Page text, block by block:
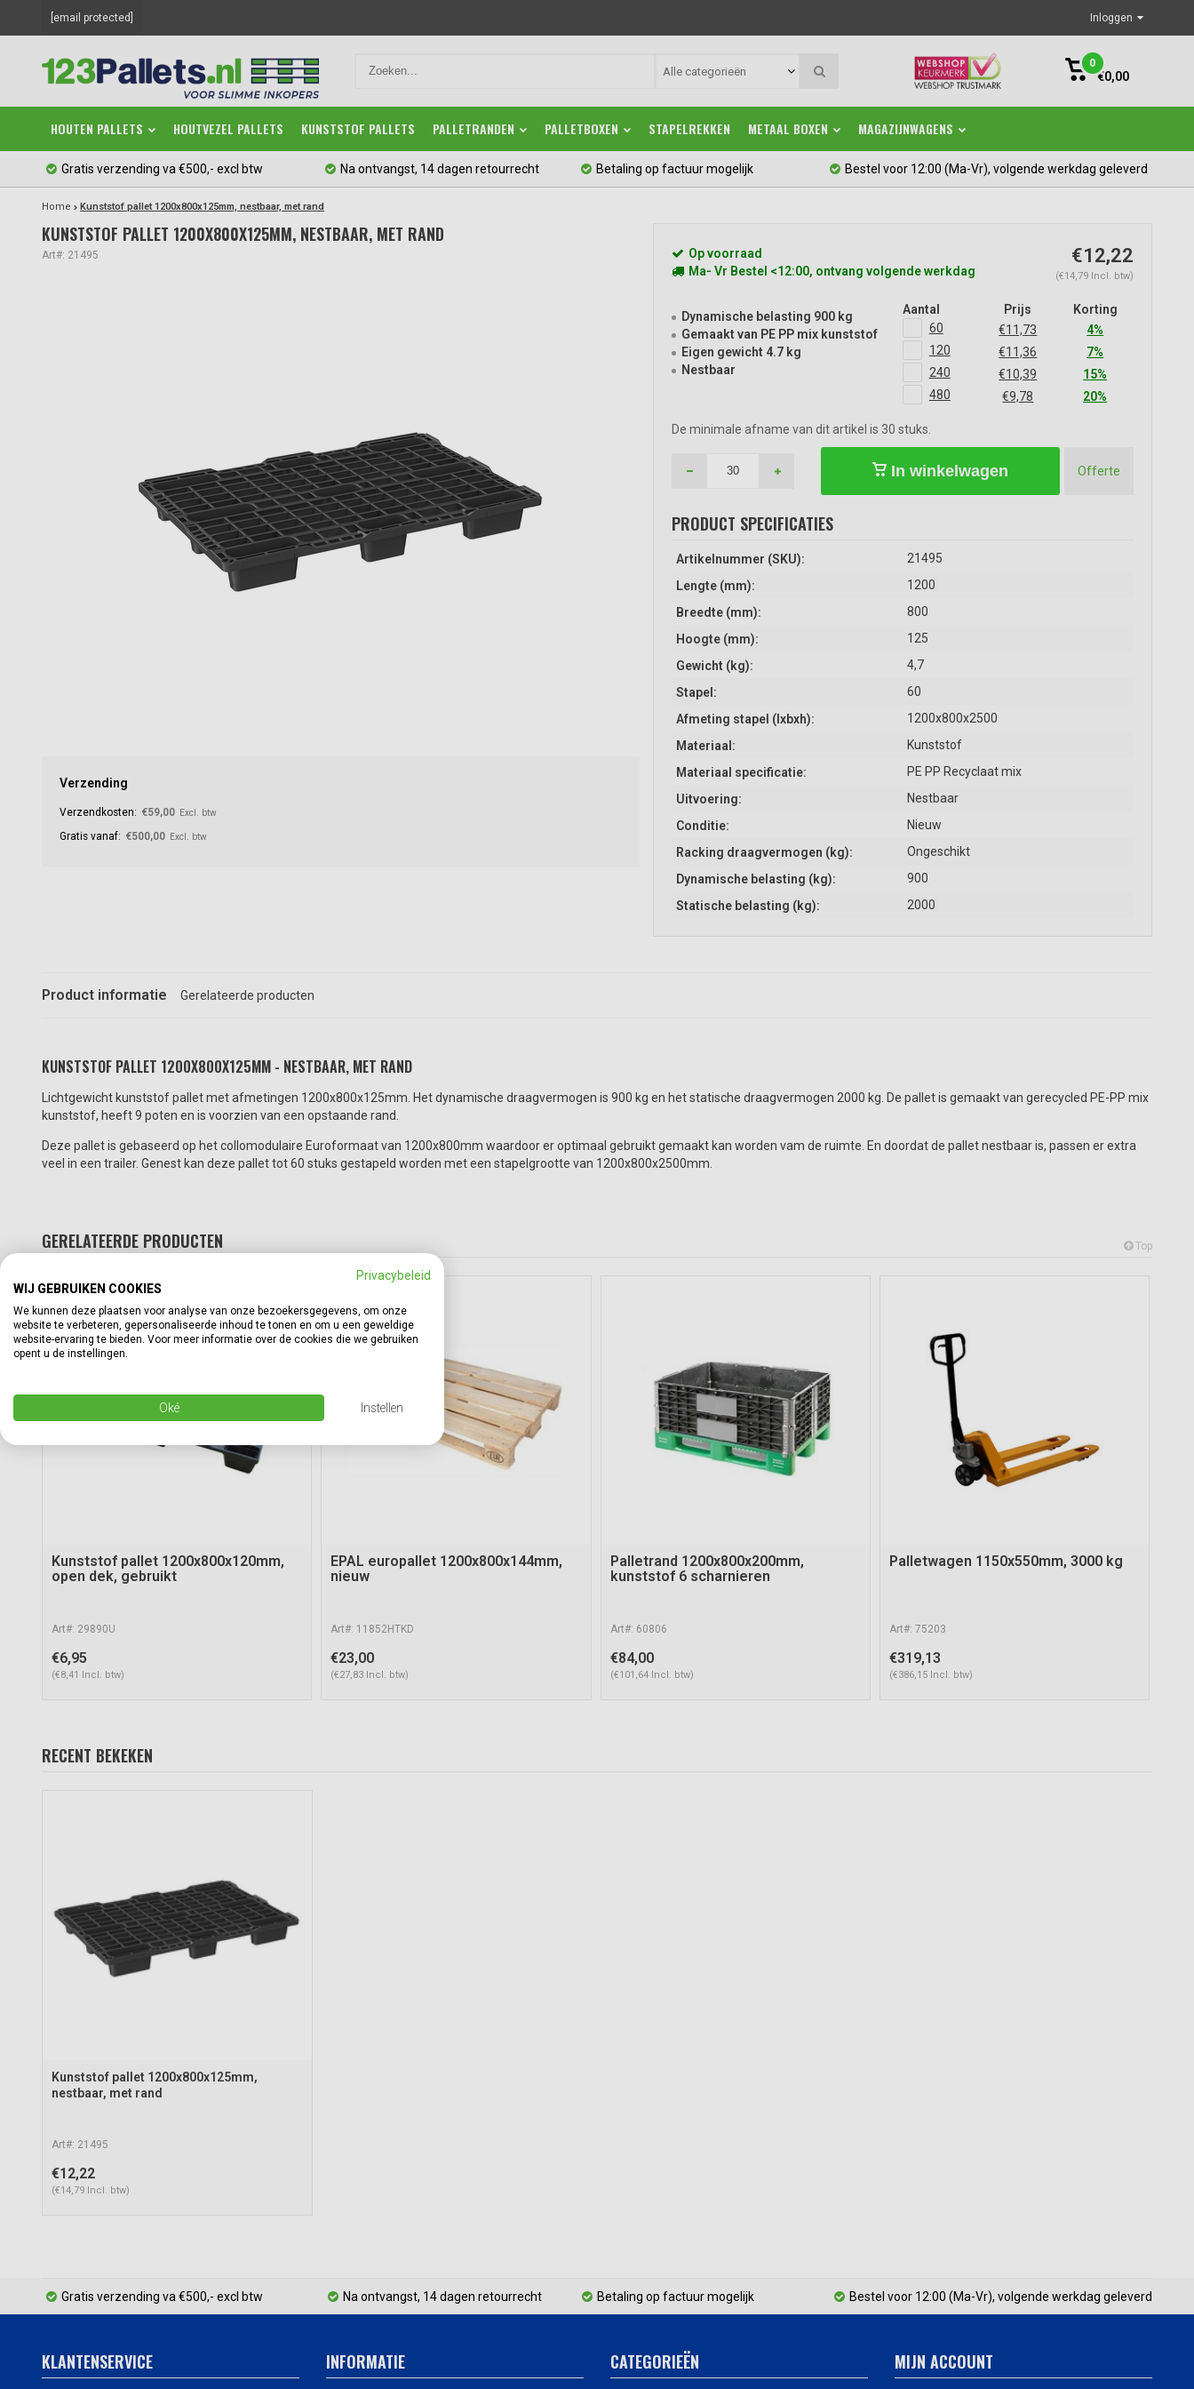
[email protected] Inloggen
Alle categorieën
0
€0,00
HOUTEN PALLETS HOUTVEZEL PALLETS KUNSTSTOF PALLETS PALLETRANDEN PALLETBOXEN STAPELREKKEN METAAL BOXEN MAGAZIJNWAGENS
Gratis verzending va €500,- excl btw Na ontvangst, 14 dagen retourrecht Betaling op factuur mogelijk Bestel voor 12:00 (Ma-Vr), volgende werkdag geleverd
Home Kunststof pallet 1200x800x125mm, nestbaar, met rand
KUNSTSTOF PALLET 1200X800X125MM, NESTBAAR, MET RAND
Art#: 21495
Verzending
Verzendkosten: €59,00 Excl. btw
Gratis vanaf: €500,00 Excl. btw
Op voorraad
Ma- Vr Bestel <12:00, ontvang volgende werkdag
€12,22
(€14,79 Incl. btw)
Dynamische belasting 900 kg
Gemaakt van PE PP mix kunststof
Eigen gewicht 4.7 kg
Nestbaar
Aantal Prijs
Korting
60
€11,73
4%
120
€11,36
7%
240
€10,39
15%
480
€9,78 20%
De minimale afname van dit artikel is 30 stuks.
In winkelwagen Offerte
PRODUCT SPECIFICATIES
Artikelnummer (SKU):
21495
Lengte (mm):
1200
Breedte (mm):
800
Hoogte (mm):
125
Gewicht (kg):
4,7
Stapel:
60
Afmeting stapel (lxbxh):
1200x800x2500
Materiaal:
Kunststof
Materiaal specificatie:
PE PP Recyclaat mix
Uitvoering:
Nestbaar
Conditie:
Nieuw
Racking draagvermogen (kg):
Ongeschikt
Dynamische belasting (kg):
900
Statische belasting (kg):
2000
Product informatie Gerelateerde producten
KUNSTSTOF PALLET 1200X800X125MM - NESTBAAR, MET RAND
Lichtgewicht kunststof pallet met afmetingen 1200x800x125mm. Het dynamische draagvermogen is 900 kg en het statische draagvermogen 2000 kg. De pallet is gemaakt van gerecycled PE-PP mix
kunststof, heeft 9 poten en is voorzien van een opstaande rand.
Deze pallet is gebaseerd op het collomodulaire Euroformaat van 1200x800mm waardoor er optimaal gebruikt gemaakt kan worden vam de ruimte. En doordat de pallet nestbaar is, passen er extra
veel in een trailer. Genest kan deze pallet tot 60 stuks gestapeld worden met een stapelgrootte van 1200x800x2500mm.
GERELATEERDE PRODUCTEN Top
Kunststof pallet 1200x800x120mm,
open dek, gebruikt
Art#: 29890U
€6,95
(€8,41 Incl. btw)
EPAL europallet 1200x800x144mm,
nieuw
Art#: 11852HTKD
€23,00
(€27,83 Incl. btw)
Palletrand 1200x800x200mm,
kunststof 6 scharnieren
Art#: 60806
€84,00
(€101,64 Incl. btw)
Palletwagen 1150x550mm, 3000 kg
Art#: 75203
€319,13
(€386,15 Incl. btw)
RECENT BEKEKEN
Kunststof pallet 1200x800x125mm,
nestbaar, met rand
Art#: 21495
€12,22
(€14,79 Incl. btw)
Gratis verzending va €500,- excl btw Na ontvangst, 14 dagen retourrecht Betaling op factuur mogelijk Bestel voor 12:00 (Ma-Vr), volgende werkdag geleverd
KLANTENSERVICE INFORMATIE CATEGORIEËN MIJN ACCOUNT
Privacybeleid
WIJ GEBRUIKEN COOKIES
We kunnen deze plaatsen voor analyse van onze bezoekersgegevens, om onze
website te verbeteren, gepersonaliseerde inhoud te tonen en om u een geweldige
website-ervaring te bieden. Voor meer informatie over de cookies die we gebruiken
opent u de instellingen.
Oké Instellen